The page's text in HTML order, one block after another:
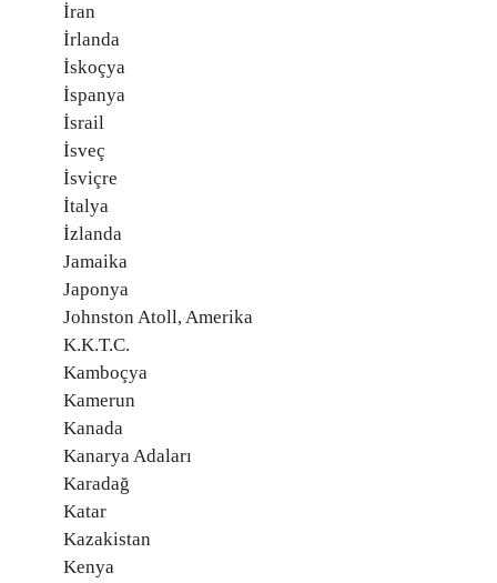
İran
İrlanda
İskoçya
İspanya
İsrail
İsveç
İsviçre
İtalya
İzlanda
Jamaika
Japonya
Johnston Atoll, Amerika
K.K.T.C.
Kamboçya
Kamerun
Kanada
Kanarya Adaları
Karadağ
Katar
Kazakistan
Kenya